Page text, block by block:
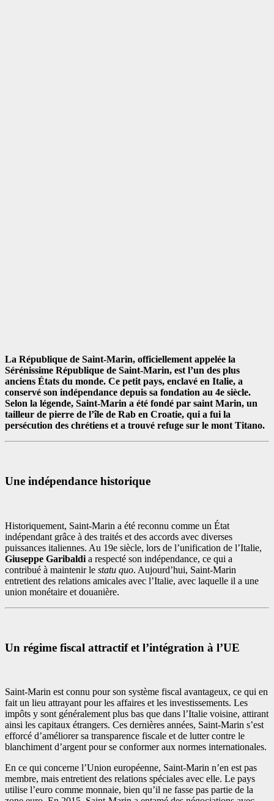
La République de Saint-Marin, officiellement appelée la
Sérénissime République de Saint-Marin, est l’un des plus
anciens États du monde. Ce petit pays, enclavé en Italie, a
conservé son indépendance depuis sa fondation au 4e siècle.
Selon la légende, Saint-Marin a été fondé par saint Marin, un
tailleur de pierre de l’île de Rab en Croatie, qui a fui la
persécution des chrétiens et a trouvé refuge sur le mont Titano.
Une indépendance historique
Historiquement, Saint-Marin a été reconnu comme un État
indépendant grâce à des traités et des accords avec diverses
puissances italiennes. Au 19e siècle, lors de l’unification de l’Italie,
Giuseppe Garibaldi a respecté son indépendance, ce qui a
contribué à maintenir le statu quo. Aujourd’hui, Saint-Marin
entretient des relations amicales avec l’Italie, avec laquelle il a une
union monétaire et douanière.
Un régime fiscal attractif et l’intégration à l’UE
Saint-Marin est connu pour son système fiscal avantageux, ce qui en
fait un lieu attrayant pour les affaires et les investissements. Les
impôts y sont généralement plus bas que dans l’Italie voisine, attirant
ainsi les capitaux étrangers. Ces dernières années, Saint-Marin s’est
efforcé d’améliorer sa transparence fiscale et de lutter contre le
blanchiment d’argent pour se conformer aux normes internationales.
En ce qui concerne l’Union européenne, Saint-Marin n’en est pas
membre, mais entretient des relations spéciales avec elle. Le pays
utilise l’euro comme monnaie, bien qu’il ne fasse pas partie de la